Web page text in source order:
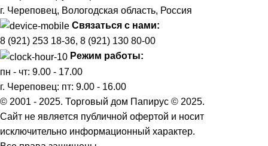
г. Череповец, Вологодская область, Россия
Связаться с нами:
8 (921) 253 18-36, 8 (921) 130 80-00
Режим работы:
пн - чт: 9.00 - 17.00
г. Череповец: пт: 9.00 - 16.00
© 2001 - 2025. Торговый дом Папирус © 2025.
Cайт не является публичной офертой и носит
исключительно информационный характер.